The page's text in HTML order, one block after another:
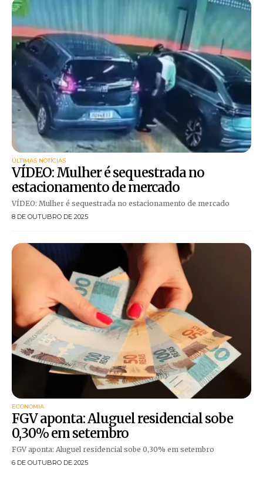
ÚLTIMAS NOTÍCIAS
VÍDEO: Mulher é sequestrada no
estacionamento de mercado
VÍDEO: Mulher é sequestrada no estacionamento de mercado
8 DE OUTUBRO DE 2025
ECONOMIA
FGV aponta: Aluguel residencial sobe
0,30% em setembro
FGV aponta: Aluguel residencial sobe 0,30% em setembro
6 DE OUTUBRO DE 2025